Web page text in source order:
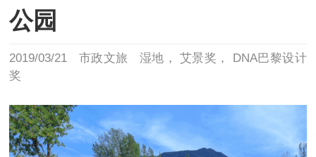
公园
2019/03/21 市政文旅 湿地 艾景奖
DNA巴黎设计
奖